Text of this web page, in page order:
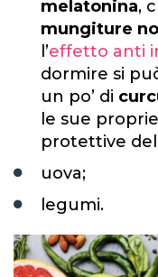
melatonina,
mungiture
l’effetto anti
dormire si
un po’ di
le sue
protettive
uova;
legumi.